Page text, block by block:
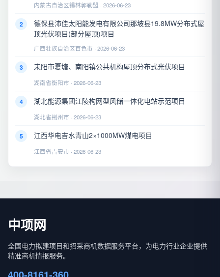
内蒙古自治区锡林郭勒盟 · 2026-06-23
2
德保县沛佳太阳能发电有限公司那坡县19.8MW分布式屋
顶光伏项目(部分屋顶)项目
广西壮族自治区百色市 · 2026-06-23
3 耒阳市夏塘、南阳镇公共机构屋顶分布式光伏项目
湖南省衡阳市 · 2026-06-23
4 湖北能源集团江陵构网型风储一体化电站示范项目
湖北省荆州市 · 2026-06-23
5 江西华电吉水青山2×1000MW煤电项目
江西省吉安市 · 2026-06-23
中项网
全国电力拟建项目和招采商机数据服务平台，为电力行业企业提供
精准商机情报服务。